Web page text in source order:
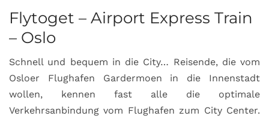
Flytoget – Airport Express Train
– Oslo
Schnell und bequem in die City… Reisende, die vom
Osloer Flughafen Gardermoen in die Innenstadt
wollen, kennen fast alle die optimale
Verkehrsanbindung vom Flughafen zum City Center.